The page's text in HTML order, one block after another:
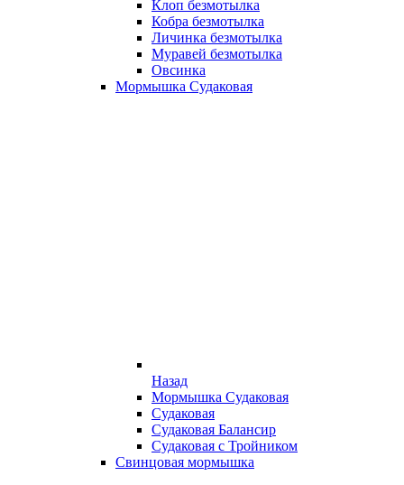
Клоп безмотылка
Кобра безмотылка
Личинка безмотылка
Муравей безмотылка
Овсинка
Мормышка Судаковая
Назад
Мормышка Судаковая
Судаковая
Судаковая Балансир
Судаковая с Тройником
Свинцовая мормышка